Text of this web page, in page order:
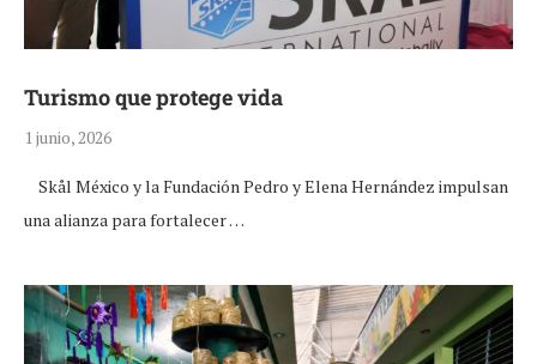
Turismo que protege vida
1 junio, 2026
Skål México y la Fundación Pedro y Elena Hernández impulsan
una alianza para fortalecer …